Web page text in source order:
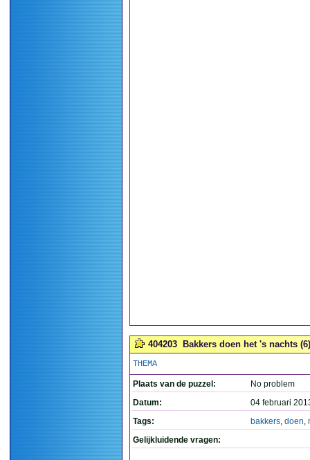
404203 Bakkers doen het 's nachts (6)
THEMA
Plaats van de puzzel:
No problem
Datum:
04 februari
Tags:
bakkers, doen,
Gelijkluidende vragen: